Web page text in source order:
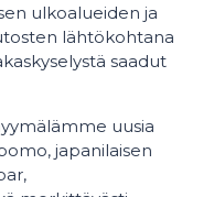
ulkoalueiden ja
lähtökohtana
saadut
uusia
japanilaisen